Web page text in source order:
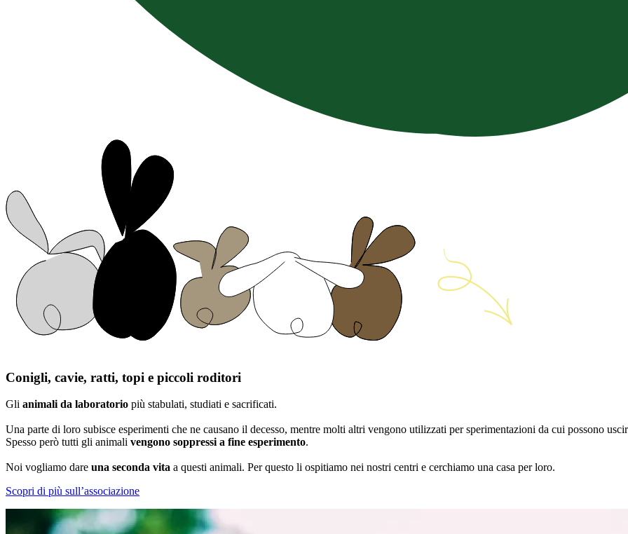
Conigli, cavie, ratti, topi e piccoli roditori
Gli animali da laboratorio più stabulati, studiati e sacrificati.
Una parte di loro subisce esperimenti che ne causano il decesso, mentre molti altri vengono utilizzati per sperimentazioni da cui possono
Spesso però tutti gli animali vengono soppressi a fine esperimento.
Noi vogliamo dare una seconda vita a questi animali. Per questo li ospitiamo nei nostri centri e cerchiamo una casa per loro.
Scopri di più sull’associazione